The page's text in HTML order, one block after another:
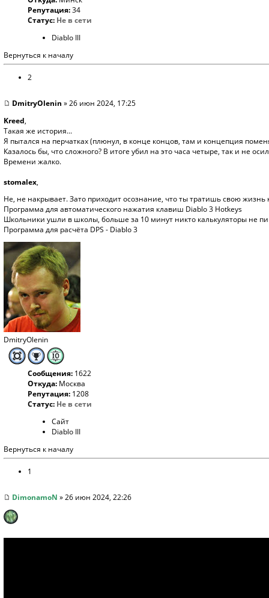
Репутация:34
Статус: Не в сети
Diablo III
Вернуться к началу
2
DmitryOlenin » 26 июн 2024, 17:25
Kreed,
Такая же история...
Я пытался на перчатках (плюнул, в конце концов, там и концепция
Казалось бы, что сложного? В итоге убил на это часа четыре, так и не
Времени жалко.
stomalex,
Не, не накрывает. Зато приходит осознание, что ты тратишь свою жизнь
Программа для автоматического нажатия клавиш Diablo 3 Hotkeys
Школьники ушли в школы, больше за 10 минут никто калькуляторы не
Программа для расчёта DPS - Diablo 3
DmitryOlenin
Сообщения: 1622
Откуда: Москва
Репутация: 1208
Статус: Не в сети
Сайт
Diablo III
Вернуться к началу
1
DimonamoN » 26 июн 2024, 22:26